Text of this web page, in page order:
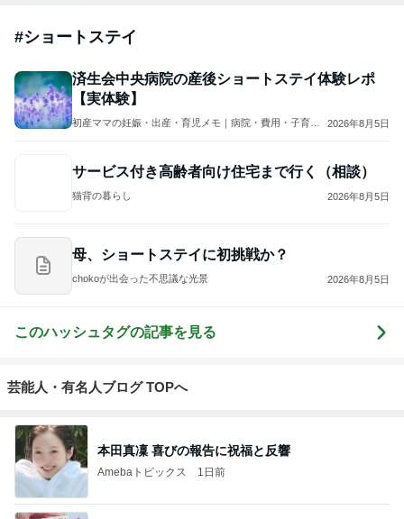
#ショートステイ
済生会中央病院の産後ショートステイ体験レポ
【実体験】
初産ママの妊娠・出産・育児メモ｜病院・費用・子育て
2026年8月5日
サービス付き高齢者向け住宅まで行く（相談）
猫背の暮らし 2026年8月5日
母、ショートステイに初挑戦か？
chokoが出会った不思議な光景 2026年8月5日
このハッシュタグの記事を見る
芸能人・有名人ブログ TOPへ
本田真凜 喜びの報告に祝福と反響
Amebaトピックス 1日前